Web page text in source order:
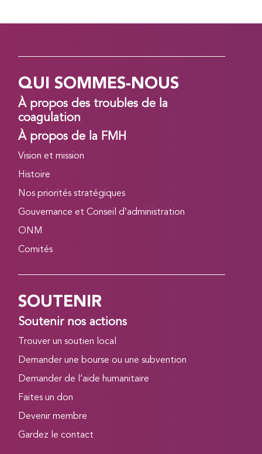
QUI SOMMES-NOUS
À propos des troubles de la
coagulation
À propos de la FMH
Vision et mission
Histoire
Nos priorités stratégiques
Gouvernance et Conseil d’administration
ONM
Comités
SOUTENIR
Soutenir nos actions
Trouver un soutien local
Demander une bourse ou une subvention
Demander de l’aide humanitaire
Faites un don
Devenir membre
Gardez le contact